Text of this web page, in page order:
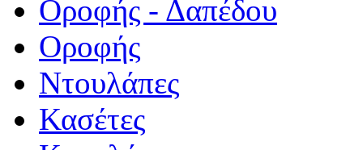
Οροφής - Δαπέδου
Οροφής
Ντουλάπες
Κασέτες